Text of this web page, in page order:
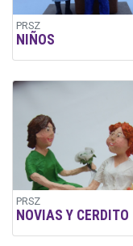
PRSZ
NIÑOS
PRSZ
NOVIAS Y CERDITO